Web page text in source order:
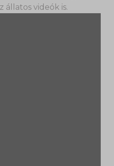
állatos videók is.